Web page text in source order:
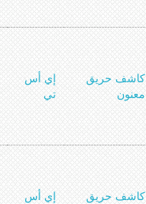
كاشف حريق
معنون
إي أس
تي
كاشف حريق
إي أس